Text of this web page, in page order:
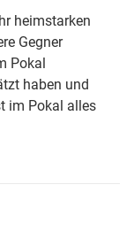
heimstarken
Gegner
Pokal
haben und
im Pokal alles